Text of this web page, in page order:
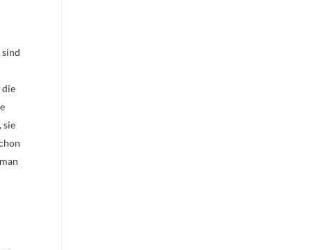
die
sie